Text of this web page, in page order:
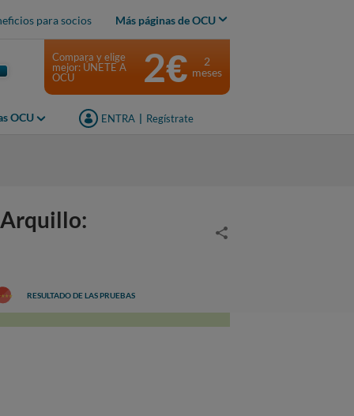
para socios Más páginas de OCU
OCU ENTRA Regístrate
Compara y elige
mejor: ÚNETE A
OCU
2€
2
meses
Arquillo:
RESULTADO DE LAS PRUEBAS